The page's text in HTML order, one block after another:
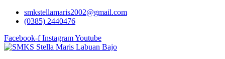
Lewatismkstellamaris2002@gmail.com
(0385) 2440476
Facebook-f InstagramYoutube